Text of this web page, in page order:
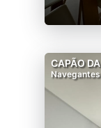
CAPÃO
Navegantes